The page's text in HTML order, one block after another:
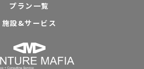
プラン一覧
施設&サービス